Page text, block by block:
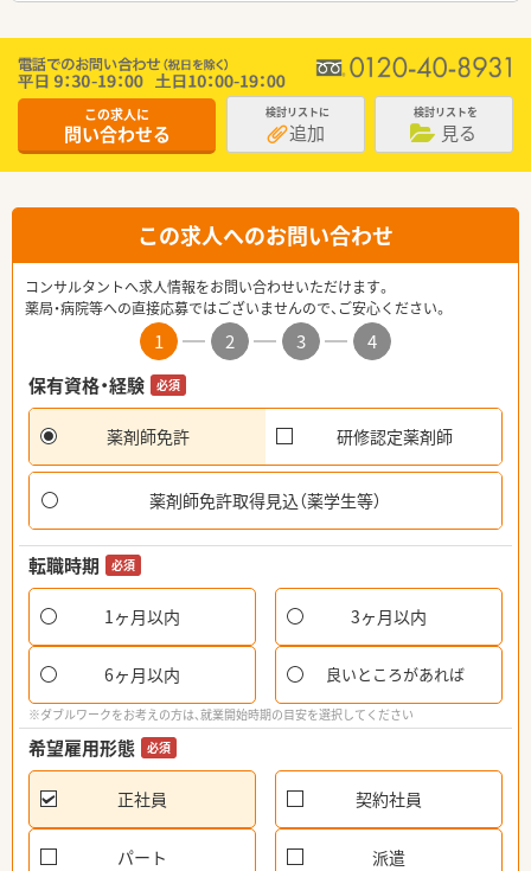
この求人に
問い合わせる
検討リストに
追加
検討リストを
見る
この求人へのお問い合わせ
コンサルタントへ求人情報をお問い合わせいただけます。
薬局・病院等への直接応募ではございませんので、ご安心ください。
1 2 3
4
保有資格・経験
必須
薬剤師免許 研修認定薬剤師
薬剤師免許取得見込（薬学生等）
転職時期 必須
1ヶ月以内 3ヶ月以内
6ヶ月以内 良いところがあれば
※ダブルワークをお考えの方は、就業開始時期の目安を選択してください
希望雇用形態 必須
正社員 契約社員
パート 派遣